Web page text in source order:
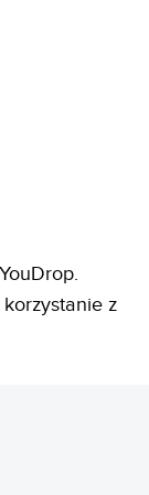
korzystanie z